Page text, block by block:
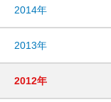
2014年
2013年
2012年